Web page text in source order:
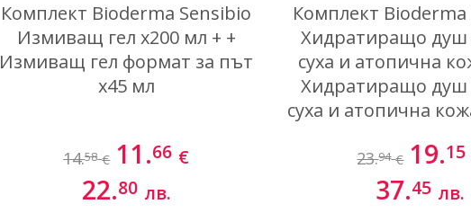
Комплект Bioderma Sensibio
Измиващ гел х200 мл + +
Измиващ гел формат за път
х45 мл
14.58 € 11.66 €
22.80 лв.
Комплект
Хидратиращо душ
суха и атопична
Хидратиращо душ
суха и атопична
23.94 €19.15
37.45 лв.